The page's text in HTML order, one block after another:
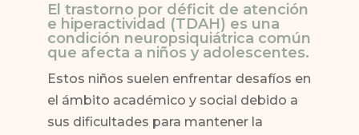
El trastorno por déficit de atención
e hiperactividad (TDAH) es una
condición neuropsiquiátrica común
que afecta a niños y adolescentes.
Estos niños suelen enfrentar desafíos en
el ámbito académico y social debido a
sus dificultades para mantener la